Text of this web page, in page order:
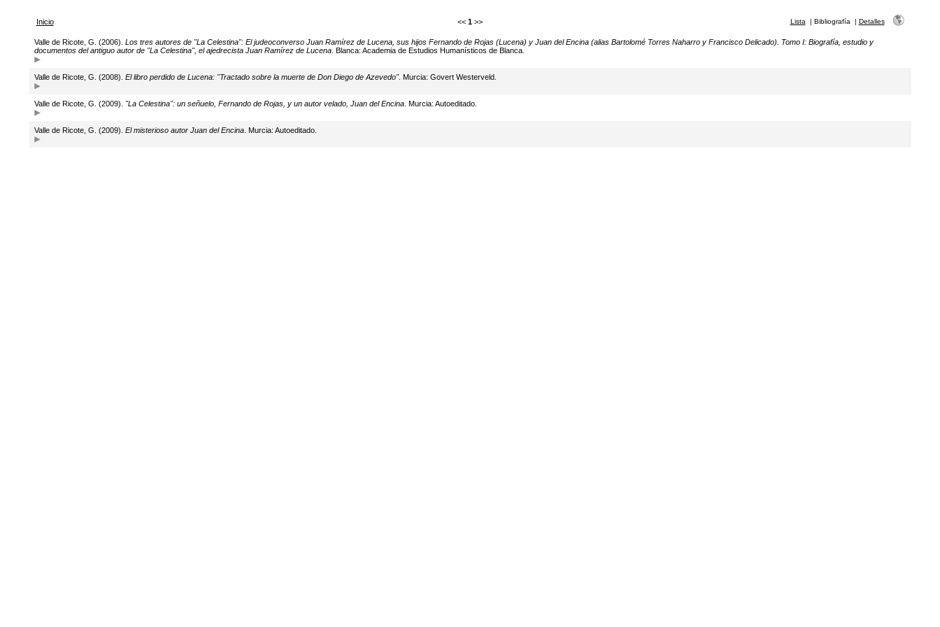
Inicio << 1 >> Lista | Bibliografía | Detalles
Valle de Ricote, G. (2006). Los tres autores de "La Celestina": El judeoconverso Juan Ramírez de Lucena, sus hijos Fernando de Rojas (Lucena) y Juan del Encina (alias Bartolomé Torres Naharro y Francisco Delicado). Tomo I: Biografía, estudio y
documentos del antiguo autor de "La Celestina", el ajedrecista Juan Ramírez de Lucena. Blanca: Academia de Estudios Humanísticos de Blanca.
Valle de Ricote, G. (2008). El libro perdido de Lucena: "Tractado sobre la muerte de Don Diego de Azevedo". Murcia: Govert Westerveld.
Valle de Ricote, G. (2009). "La Celestina": un señuelo, Fernando de Rojas, y un autor velado, Juan del Encina. Murcia: Autoeditado.
Valle de Ricote, G. (2009). El misterioso autor Juan del Encina. Murcia: Autoeditado.